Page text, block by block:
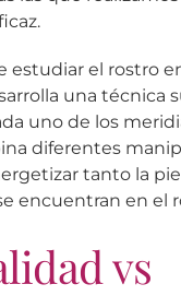
estudiar el rostro
una técnica
uno de los
diferentes
tanto la
encuentran en el
vs